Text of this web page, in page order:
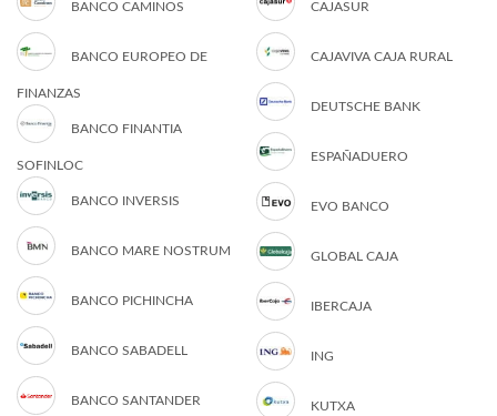
BANCO CAMINOS
BANCO EUROPEO DE
FINANZAS
BANCO FINANTIA
SOFINLOC
BANCO INVERSIS
BANCO MARE NOSTRUM
BANCO PICHINCHA
BANCO SABADELL
BANCO SANTANDER
CAJASUR
CAJAVIVA CAJA RURAL
DEUTSCHE BANK
ESPAÑADUERO
EVO BANCO
GLOBAL CAJA
IBERCAJA
ING
KUTXA